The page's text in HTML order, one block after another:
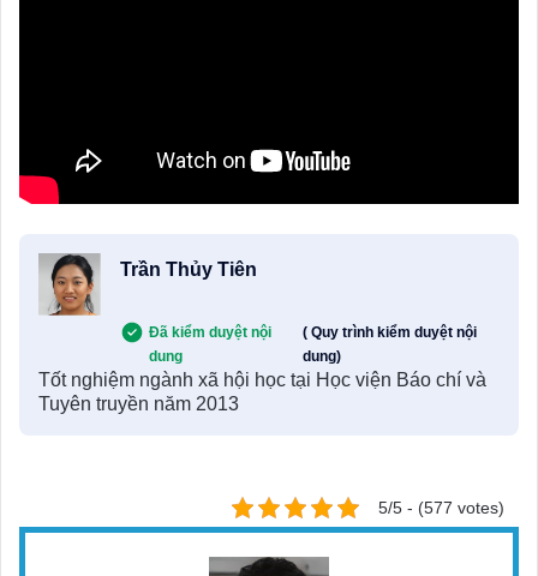
Trần Thủy Tiên
Đã kiểm duyệt nội
dung
( Quy trình kiểm duyệt nội
dung)
Tốt nghiệm ngành xã hội học tại Học viện Báo chí và
Tuyên truyền năm 2013
5/5 - (577 votes)